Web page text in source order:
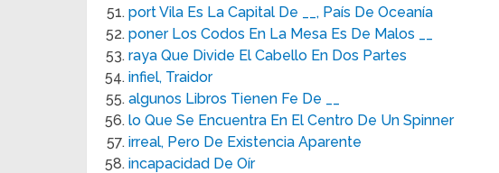
port Vila Es La Capital De __, País De Oceanía
poner Los Codos En La Mesa Es De Malos __
raya Que Divide El Cabello En Dos Partes
infiel, Traidor
algunos Libros Tienen Fe De __
lo Que Se Encuentra En El Centro De Un Spinner
irreal, Pero De Existencia Aparente
incapacidad De Oír